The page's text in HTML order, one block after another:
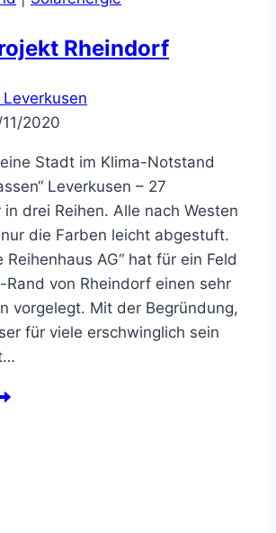
Rheindorf
11/2020
Stadt im Klima-Notstand
Leverkusen – 27
in drei Reihen. Alle nach Westen
die Farben leicht abgestuft.
Reihenhaus AG“ hat für ein Feld
von Rheindorf einen sehr
vorgelegt. Mit der Begründung,
für viele erschwinglich sein